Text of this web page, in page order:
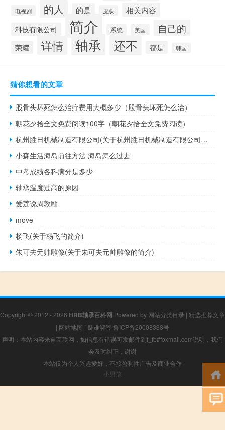
电视剧 的人 的是 皮肤 相关内容
科技有限公司 简介 系统 美国 自己的
荣耀 详情 轴承 还不 都是 韩国
猜你想看的文章
股骨头坏死怎么治疗费用大概多少（股骨头坏死怎么治）
朝花夕拾全文免费阅读100字（朝花夕拾全文免费阅读）
杭州胜日机械制造有限公司(关于杭州胜日机械制造有限公司的简介)
小森生活海岛前往方法 海岛怎么过去
中考成绩各科满分是多少
轴承温度过高的原因
爱莲说周敦颐
move
杨飞(关于杨飞的简介)
朱可夫元帅雕像(关于朱可夫元帅雕像的简介)
Copyright © 2012 - 2026 HRB轴承百科网 Powered by 网站分类目录 | 精选推荐文章
| 网站地图 | 疑难解答 鲁ICP备20008338号
声明：本站内容来自互联网，如信息有错误可发邮件到f_fb#foxmail.com说明，我们
会及时纠正，谢谢
本站仅为个人兴趣爱好，不接盈利性广告及商业合作
小男孩